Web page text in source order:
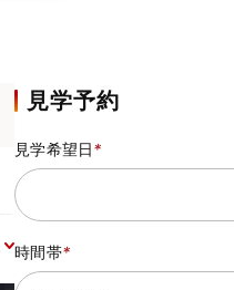
見学予約
見学希望日*
時間帯*